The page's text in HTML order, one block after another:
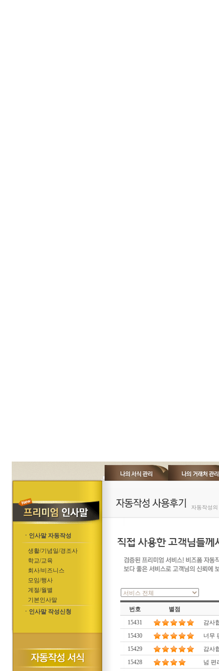
ㆍ인사말 자동작성
생활/기념일/경조사
학교/교육
회사/비즈니스
모임/행사
계절/월별
기본인사말
ㆍ인사말 작성신청
자동작성
번호
별점
15431
감사
15430
너무
15429
감사
15428
넘 편